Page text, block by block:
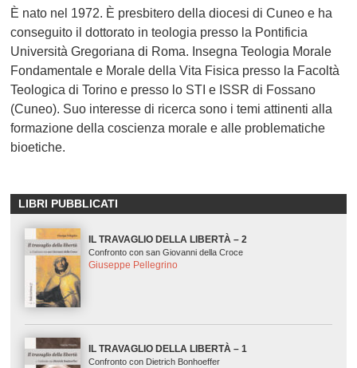
È nato nel 1972. È presbitero della diocesi di Cuneo e ha
conseguito il dottorato in teologia presso la Pontificia
Università Gregoriana di Roma. Insegna Teologia Morale
Fondamentale e Morale della Vita Fisica presso la Facoltà
Teologica di Torino e presso lo STI e ISSR di Fossano
(Cuneo). Suo interesse di ricerca sono i temi attinenti alla
formazione della coscienza morale e alle problematiche
bioetiche.
LIBRI PUBBLICATI
IL TRAVAGLIO DELLA LIBERTÀ – 2
Confronto con san Giovanni della Croce
Giuseppe Pellegrino
IL TRAVAGLIO DELLA LIBERTÀ – 1
Confronto con Dietrich Bonhoeffer